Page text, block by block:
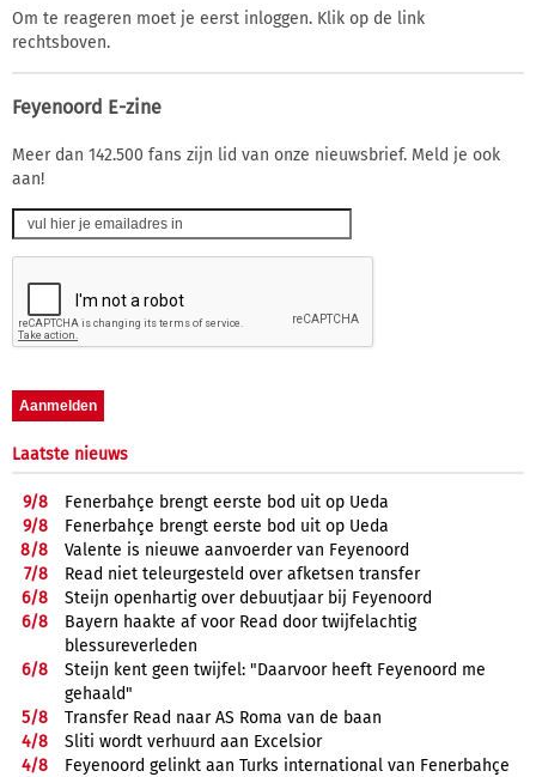
Om te reageren moet je eerst inloggen. Klik op de link
rechtsboven.
Feyenoord E-zine
Meer dan 142.500 fans zijn lid van onze nieuwsbrief. Meld je ook
aan!
Laatste nieuws
9/8
Fenerbahçe brengt eerste bod uit op Ueda
9/8
Fenerbahçe brengt eerste bod uit op Ueda
8/8
Valente is nieuwe aanvoerder van Feyenoord
7/8
Read niet teleurgesteld over afketsen transfer
6/8
Steijn openhartig over debuutjaar bij Feyenoord
6/8
Bayern haakte af voor Read door twijfelachtig
blessureverleden
6/8
Steijn kent geen twijfel: "Daarvoor heeft Feyenoord me
gehaald"
5/8
Transfer Read naar AS Roma van de baan
4/8
Sliti wordt verhuurd aan Excelsior
4/8
Feyenoord gelinkt aan Turks international van Fenerbahçe